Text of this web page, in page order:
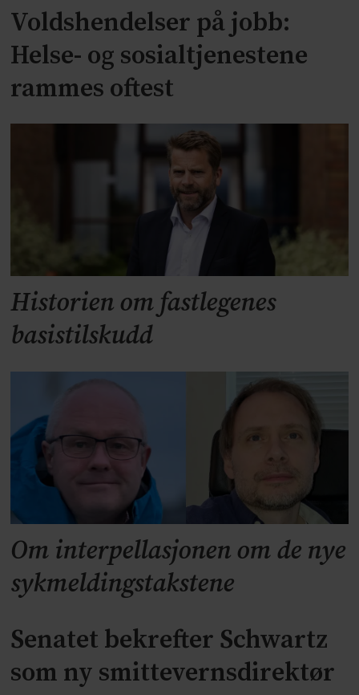
Voldshendelser på jobb:
Helse- og sosialtjenestene
rammes oftest
Historien om fastlegenes
basistilskudd
Om interpellasjonen om de nye
sykmeldingstakstene
Senatet bekrefter Schwartz
som ny smittevernsdirektør